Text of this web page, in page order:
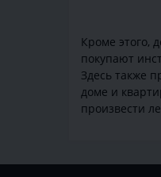
Кроме этого,
покупают
Здесь также
доме и
произвести